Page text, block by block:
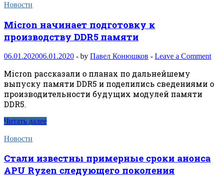
Новости
Micron начинает подготовку к
производству DDR5 памяти
06.01.202006.01.2020 - by Павел Конюшков - Leave a Comment
Micron рассказали о планах по дальнейшему
выпуску памяти DDR5 и поделились сведениями о
производительности будущих модулей памяти
DDR5.
Читать далее
Новости
Стали известны примерные сроки анонса
APU Ryzen следующего поколения